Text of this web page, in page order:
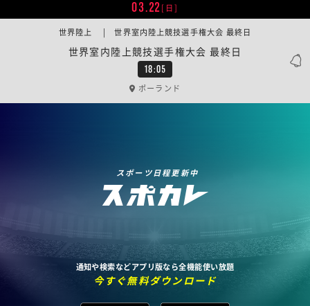
03.22[日]
18:05
世界室内陸上競技選手権大会 最終日
世界陸上 | 世界室内陸上競技選手権大会 最終日
ポーランド
スポーツ日程更新中
通知や検索などアプリ版なら全機能使い放題
今すぐ無料ダウンロード